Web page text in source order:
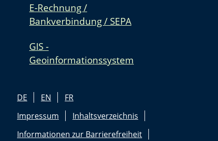
E-Rechnung /
Bankverbindung / SEPA
GIS -
Geoinformationssystem
DE EN
FR
Impressum
Inhaltsverzeichnis
Informationen zur Barrierefreiheit